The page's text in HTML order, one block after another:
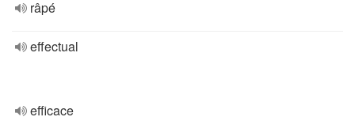
râpé
effectual
efficace